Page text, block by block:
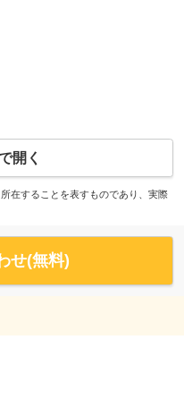
開く
在することを表すものであり、実際
せ(無料)